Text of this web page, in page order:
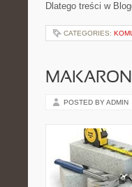
Dlatego treści w
CATEGORIES:
POSTED BY ADMIN